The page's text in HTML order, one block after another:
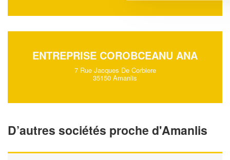
ENTREPRISE COROBCEANU ANA
7 Rue Jacques De Corbiere
35150 Amanlis
D’autres sociétés proche d'Amanlis